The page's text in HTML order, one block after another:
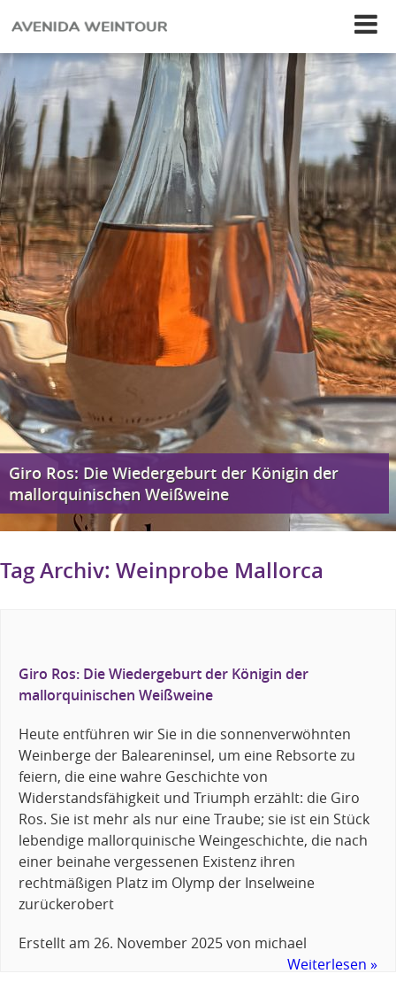
Giro Ros: Die Wiedergeburt der Königin der
mallorquinischen Weißweine
Tag Archiv: Weinprobe Mallorca
Giro Ros: Die Wiedergeburt der Königin der
mallorquinischen Weißweine
Heute entführen wir Sie in die sonnenverwöhnten
Weinberge der Baleareninsel, um eine Rebsorte zu
feiern, die eine wahre Geschichte von
Widerstandsfähigkeit und Triumph erzählt: die Giro
Ros. Sie ist mehr als nur eine Traube; sie ist ein Stück
lebendige mallorquinische Weingeschichte, die nach
einer beinahe vergessenen Existenz ihren
rechtmäßigen Platz im Olymp der Inselweine
zurückerobert
Erstellt am 26. November 2025von michael
Weiterlesen »